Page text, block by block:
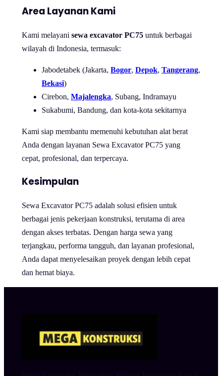
Area Layanan Kami
Kami melayani sewa excavator PC75 untuk berbagai
wilayah di Indonesia, termasuk:
Jabodetabek (Jakarta, Bogor, Depok, Tangerang,
Bekasi)
Cirebon, Majalengka, Subang, Indramayu
Sukabumi, Bandung, dan kota-kota sekitarnya
Kami siap membantu memenuhi kebutuhan alat berat
Anda dengan layanan Sewa Excavator PC75 yang
cepat, profesional, dan terpercaya.
Kesimpulan
Sewa Excavator PC75 adalah solusi efisien untuk
berbagai jenis pekerjaan konstruksi, terutama di area
dengan akses terbatas. Dengan harga sewa yang
terjangkau, performa tangguh, dan layanan profesional,
Anda dapat menyelesaikan proyek dengan lebih cepat
dan hemat biaya.